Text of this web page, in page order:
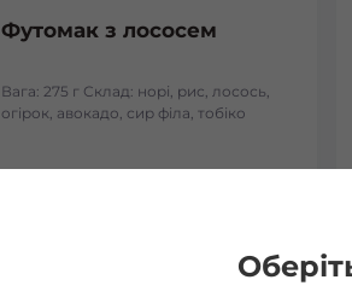
Футомак з лососем
Вага: 275 г Склад: норі, рис, лосось,
огірок, авокадо, сир філа, тобіко